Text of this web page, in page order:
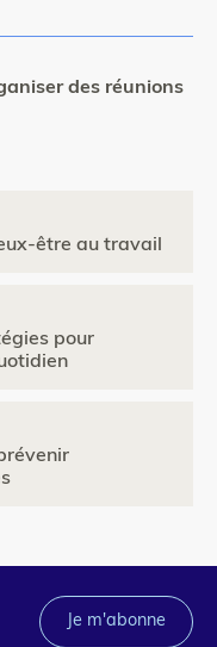
des réunions
être au travail
pour
Je m'abonne